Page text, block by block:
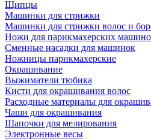
Щипцы
Машинки для стрижки
Машинки для стрижки волос и
Ножи для парикмахерских
Сменные насадки для машинок
Ножницы парикмахерские
Окрашивание
Выжиматели тюбика
Кисти для окрашивания волос
Расходные материалы для
Чаши для окрашивания
Шапочки для мелирования
Электронные весы